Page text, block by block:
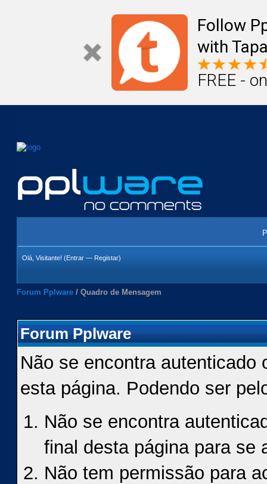
Follow
with
FREE -
Olá, Visitante! (Entrar — Registar)
Forum Pplware / Quadro de Mensagem
Forum Pplware
Não se encontra autenticado
esta página. Podendo ser
Não se encontra
final desta página para se
Não tem permissão para